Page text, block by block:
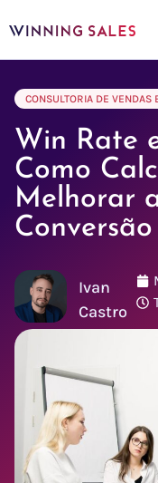
CONSULTORIA DE VENDAS
Win Rate
Como
Melhorar
Conversão
Ivan
Castro